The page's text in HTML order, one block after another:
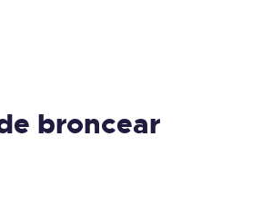
broncear